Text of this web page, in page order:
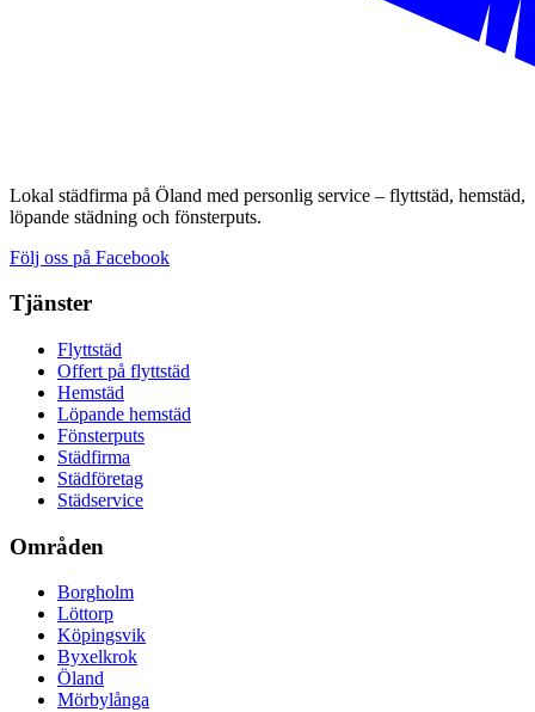
Lokal städfirma på Öland med personlig service – flyttstäd, hemstäd,
löpande städning och fönsterputs.
Följ oss på Facebook
Tjänster
Flyttstäd
Offert på flyttstäd
Hemstäd
Löpande hemstäd
Fönsterputs
Städfirma
Städföretag
Städservice
Områden
Borgholm
Löttorp
Köpingsvik
Byxelkrok
Öland
Mörbylånga